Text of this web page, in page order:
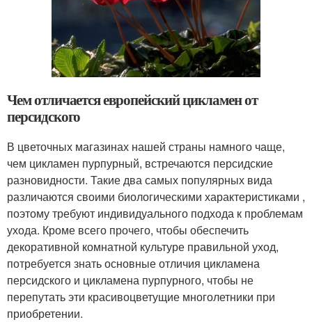
Чем отличается европейский цикламен от
персидского
В цветочных магазинах нашей страны намного чаще,
чем цикламен пурпурный, встречаются персидские
разновидности. Такие два самых популярных вида
различаются своими биологическими характеристиками ,
поэтому требуют индивидуального подхода к проблемам
ухода. Кроме всего прочего, чтобы обеспечить
декоративной комнатной культуре правильной уход,
потребуется знать основные отличия цикламена
персидского и цикламена пурпурного, чтобы не
перепутать эти красивоцветущие многолетники при
приобретении.